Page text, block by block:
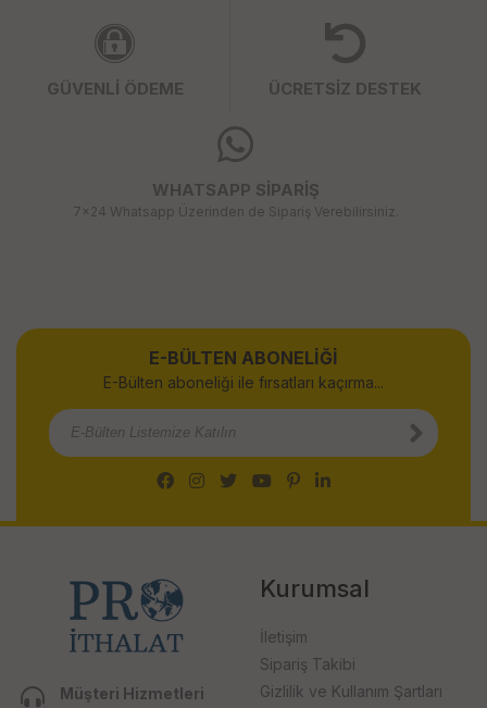
GÜVENLİ ÖDEME ÜCRETSİZ DESTEK
WHATSAPP SİPARİŞ
7x24 Whatsapp Üzerinden de Sipariş Verebilirsiniz.
E-BÜLTEN ABONELİĞİ
E-Bülten aboneliği ile fırsatları kaçırma...
Müşteri Hizmetleri
Kurumsal
İletişim
Sipariş Takibi
Gizlilik ve Kullanım Şartları